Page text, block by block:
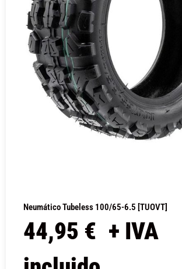
Neumático Tubeless 100/65-6.5 [TUOVT]
44,95 € + IVA